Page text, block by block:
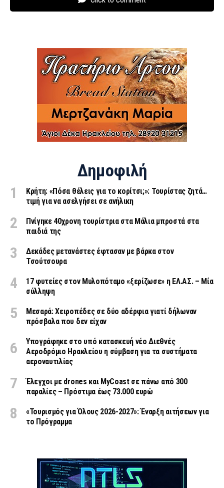
Δημοφιλή
Κρήτη: «Πόσα θέλεις για το κορίτσι;»: Τουρίστας ζητά…
τιμή για να ασελγήσει σε ανήλικη
Πνίγηκε 40χρονη τουρίστρια στα Μάλια μπροστά στα
παιδιά της
Δεκάδες μετανάστες έφτασαν με βάρκα στον
Τσούτσουρα
17 φυτείες στον Μυλοπόταμο «ξερίζωσε» η ΕΛ.ΑΣ. – Μία
σύλληψη
Μεσαρά: Χειροπέδες σε δύο αδέρφια γιατί δήλωναν
πρόσβαλα που δεν είχαν
Υπογράφηκε στο υπό κατασκευή νέο Διεθνές
Αεροδρόμιο Ηρακλείου η σύμβαση για τα συστήματα
αεροναυτιλίας
Έλεγχοι με drones και MyCoast σε πάνω από 300
παραλίες – Πρόστιμα έως 73.000 ευρώ
«Τουρισμός για Όλους 2026-2027»: Έναρξη αιτήσεων για
το Πρόγραμμα